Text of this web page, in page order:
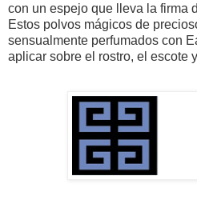
con un espejo que lleva la firma
Estos polvos mágicos de
sensualmente perfumados con
aplicar sobre el rostro, el escote